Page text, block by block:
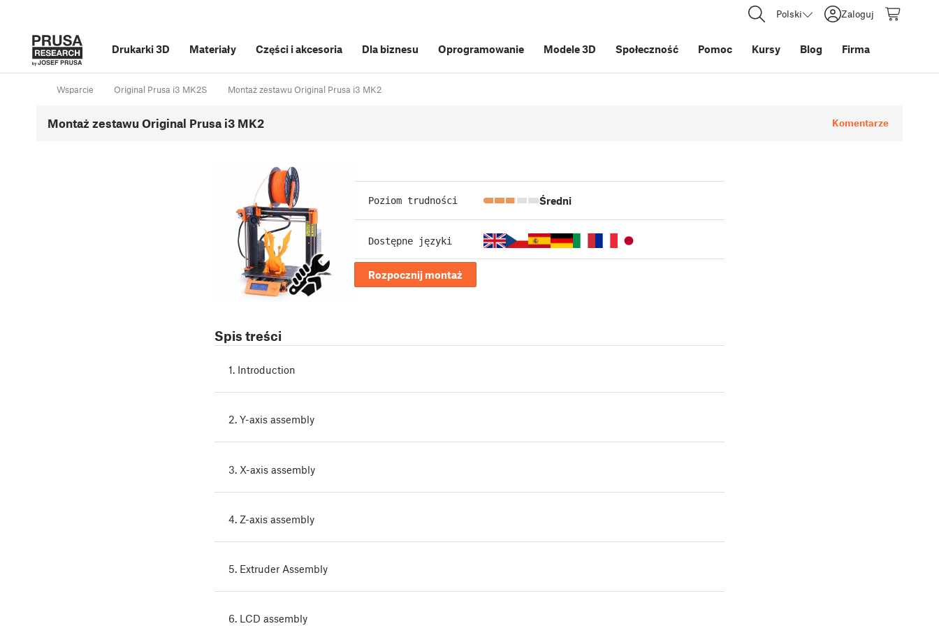
Polski Zaloguj
Drukarki 3D Materiały Części i akcesoria Dla biznesu Oprogramowanie Modele 3D Społeczność Pomoc Kursy Blog Firma
Wsparcie Original Prusa i3 MK2S Montaż zestawu Original Prusa i3 MK2
Montaż zestawu Original Prusa i3 MK2 Komentarze
Poziom trudności Średni
Dostępne języki
Rozpocznij montaż
Spis treści
1. Introduction
2. Y-axis assembly
3. X-axis assembly
4. Z-axis assembly
5. Extruder Assembly
6. LCD assembly